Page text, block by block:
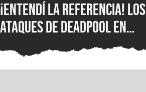
¡Entendí la referencia! Los
ataques de Deadpool en
Marvel Tokon: Fighting
Souls rinden homenaje a la